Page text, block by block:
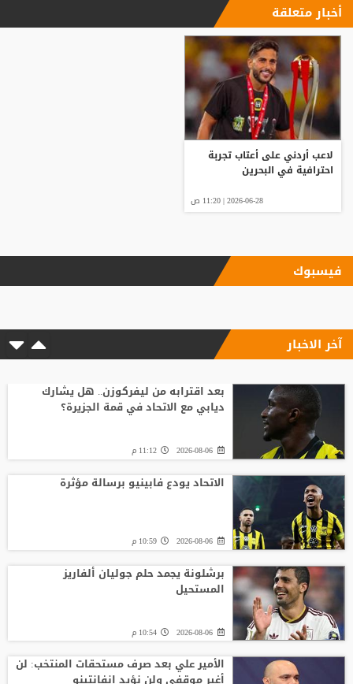
أخبار متعلقة
لاعب أردني على أعتاب تجربة
احترافية في البحرين
2026-06-28 | 11:20 ص
فيسبوك
آخر الاخبار
بعد اقترابه من ليفركوزن.. هل يشارك
ديابي مع الاتحاد في قمة الجزيرة؟
2026-08-06 11:12 م
الاتحاد يودع فابينيو برسالة مؤثرة
2026-08-06 10:59 م
برشلونة يجمد حلم جوليان ألفاريز
المستحيل
2026-08-06 10:54 م
الأمير علي بعد صرف مستحقات المنتخب: لن
أغير موقفي ولن نؤيد إنفانتينو